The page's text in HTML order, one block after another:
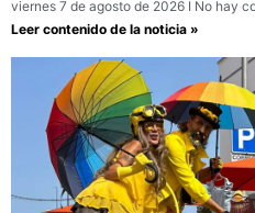
viernes 7 de agosto de 2026
No hay
Leer contenido de la noticia »